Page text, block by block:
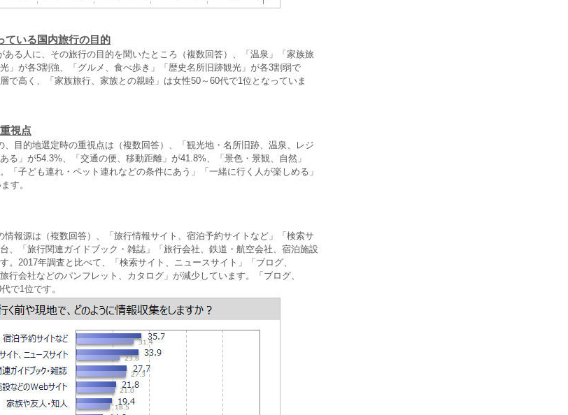
ている国内旅行の目的
ある人に、その旅行の目的を聞いたところ（複数回答）、「温泉」「家族旅
」が各3割強、「グルメ、食べ歩き」「歴史名所旧跡観光」が各3割弱で
で高く、「家族旅行、家族との親睦」は女性50～60代で1位となっていま
視点
目的地選定時の重視点は（複数回答）、「観光地・名所旧跡、温泉、レジ
る」が54.3%、「交通の便、移動距離」が41.8%、「景色・景観、自然」
「子ども連れ・ペット連れなどの条件にあう」「一緒に行く人が楽しめる」
す。
報源は（複数回答）、「旅行情報サイト、宿泊予約サイトなど」「検索サ
、「旅行関連ガイドブック・雑誌」「旅行会社、鉄道・航空会社、宿泊施設
。2017年調査と比べて、「検索サイト、ニュースサイト」「ブログ、
行会社などのパンフレット、カタログ」が減少しています。「ブログ、
で1位です。